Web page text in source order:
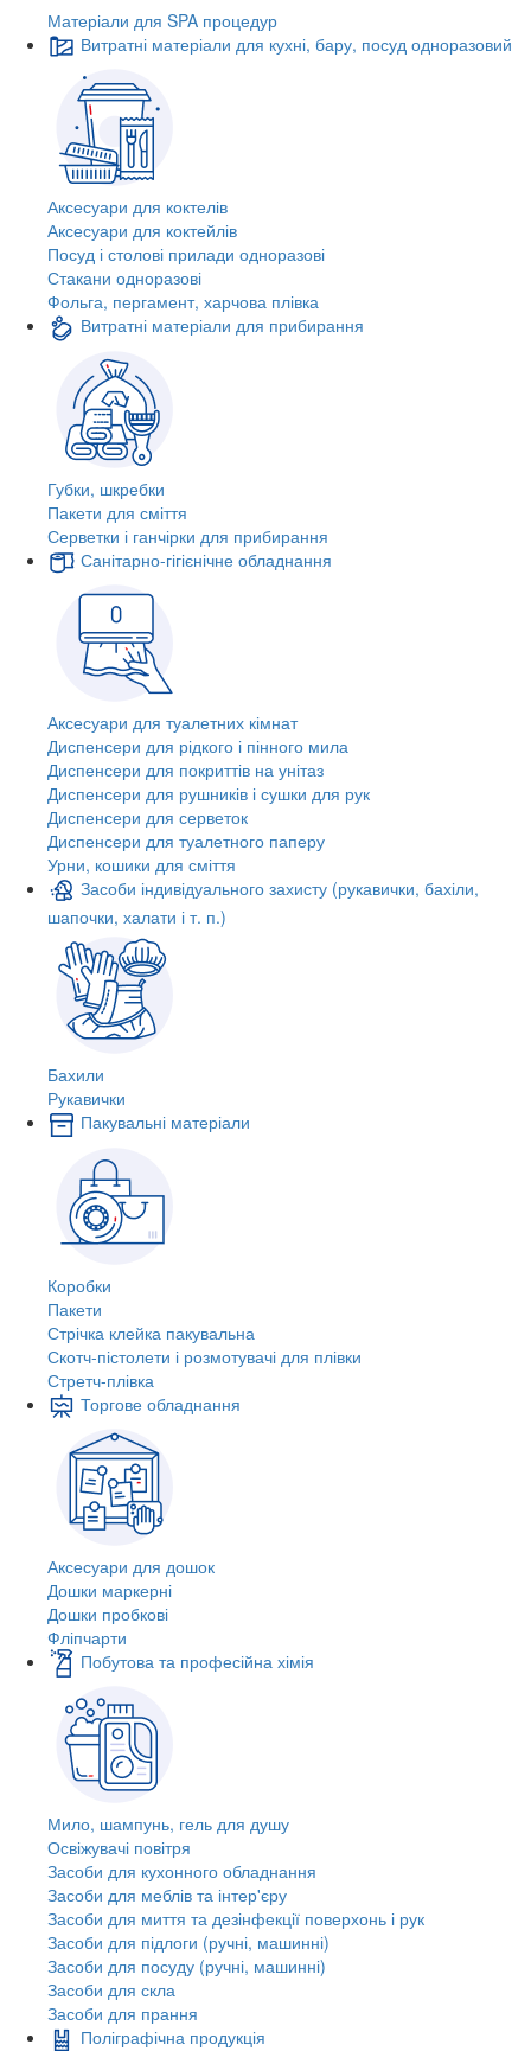
Матеріали для SPA процедур
Витратні матеріали для кухні, бару, посуд одноразовий
Аксесуари для коктелів
Аксесуари для коктейлів
Посуд і столові прилади одноразові
Стакани одноразові
Фольга, пергамент, харчова плівка
Витратні матеріали для прибирання
Губки, шкребки
Пакети для сміття
Серветки і ганчірки для прибирання
Санітарно-гігієнічне обладнання
Аксесуари для туалетних кімнат
Диспенсери для рідкого і пінного мила
Диспенсери для покриттів на унітаз
Диспенсери для рушників і сушки для рук
Диспенсери для серветок
Диспенсери для туалетного паперу
Урни, кошики для сміття
Засоби індивідуального захисту (рукавички, бахіли,
шапочки, халати і т. п.)
Бахили
Рукавички
Пакувальні матеріали
Коробки
Пакети
Стрічка клейка пакувальна
Скотч-пістолети і розмотувачі для плівки
Стретч-плівка
Торгове обладнання
Аксесуари для дошок
Дошки маркерні
Дошки пробкові
Фліпчарти
Побутова та професійна хімія
Мило, шампунь, гель для душу
Освіжувачі повітря
Засоби для кухонного обладнання
Засоби для меблів та інтер'єру
Засоби для миття та дезінфекції поверхонь і рук
Засоби для підлоги (ручні, машинні)
Засоби для посуду (ручні, машинні)
Засоби для скла
Засоби для прання
Поліграфічна продукція